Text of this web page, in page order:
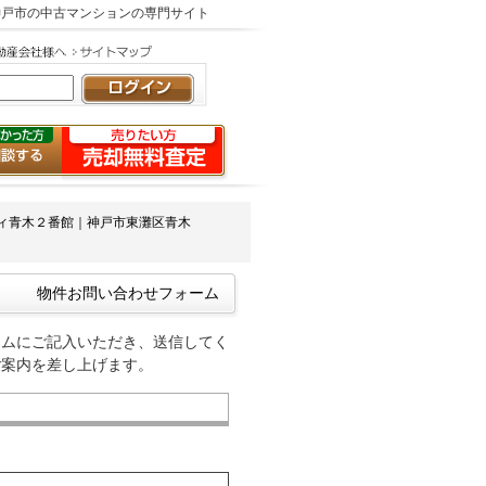
市の中古マンションの専門サイト
青木２番館｜神戸市東灘区青木
物件お問い合わせフォーム
にご記入いただき、送信してく
内を差し上げます。